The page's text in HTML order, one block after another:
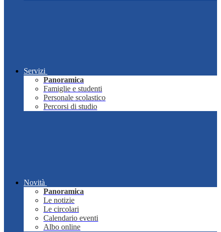
Servizi
Panoramica
Famiglie e studenti
Personale scolastico
Percorsi di studio
Novità
Panoramica
Le notizie
Le circolari
Calendario eventi
Albo online